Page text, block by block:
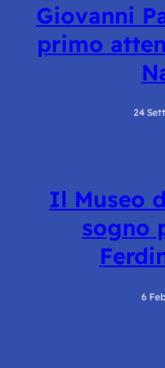
Giovanni
primo
24
Il Museo
sogno
6